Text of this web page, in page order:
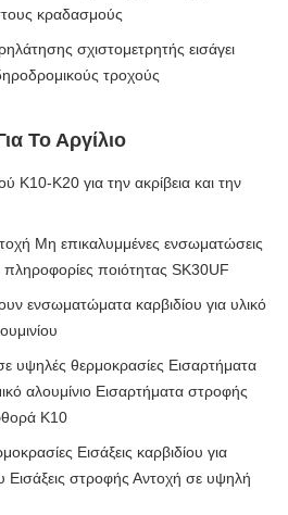
κραδασμούς
σχιστομετρητής εισάγει
τροχούς
Το Αργίλιο
K10-K20 για την ακρίβεια και την
Μη επικαλυμμένες ενσωματώσεις
πληροφορίες ποιότητας SK30UF
ενσωματώματα καρβιδίου για υλικό
υψηλές θερμοκρασίες Εισαρτήματα
αλουμίνιο Εισαρτήματα στροφής
K10
Εισάξεις καρβιδίου για
Εισάξεις στροφής Αντοχή σε υψηλή